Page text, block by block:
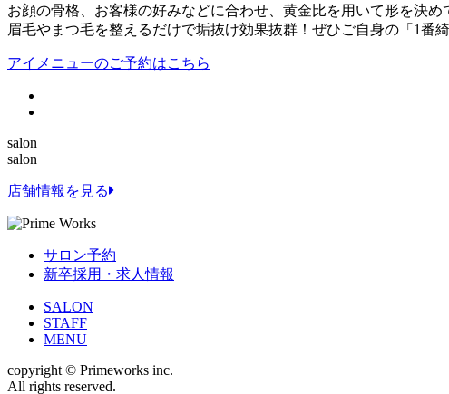
お顔の骨格、お客様の好みなどに合わせ、黄金比を用いて形を決め
眉毛やまつ毛を整えるだけで垢抜け効果抜群！ぜひご自身の「1番
アイメニューのご予約はこちら
salon
salon
店舗情報を見る
サロン予約
新卒採用・求人情報
SALON
STAFF
MENU
copyright © Primeworks inc.
All rights reserved.